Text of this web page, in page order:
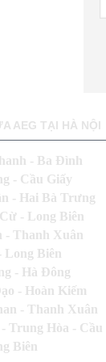
AEG TẠI HÀ NỘI
- Ba Đình
- Cầu Giấy
- Hai Bà Trưng
- Long Biên
- Thanh Xuân
Long Biên
- Hà Đông
- Hoàn Kiếm
- Thanh Xuân
Trung Hòa - Cầu
Biên